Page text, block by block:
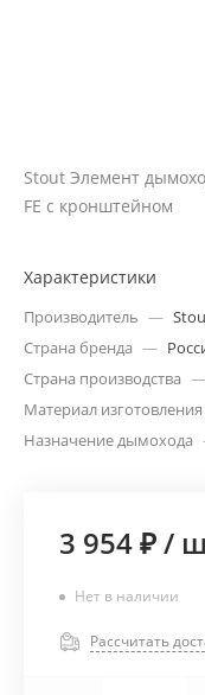
Stout Элемент
FE с кронштейном
Характеристики
Производитель —
Страна бренда —
Страна производства —
Материал изготовления
Назначение дымохода
3 954 ₽/
Нет в наличии
Рассчитать